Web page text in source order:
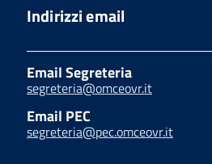
Indirizzi email
Email Segreteria
segreteria@omceovr.it
Email PEC
segreteria@pec.omceovr.it